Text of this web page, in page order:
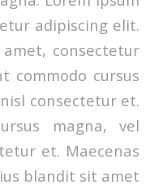
adipiscing elit.
consectetur
commodo cursus
consectetur et.
magna, vel
et. Maecenas
blandit sit amet